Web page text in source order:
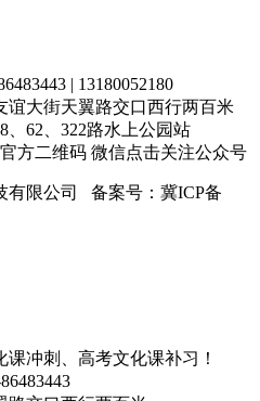
| 13180052180
谊大街天翼路交口西行两百米
、62、322路水上公园站
微信点击关注公众号
有限公司 备案号：冀ICP备
冲刺、高考文化课补习！